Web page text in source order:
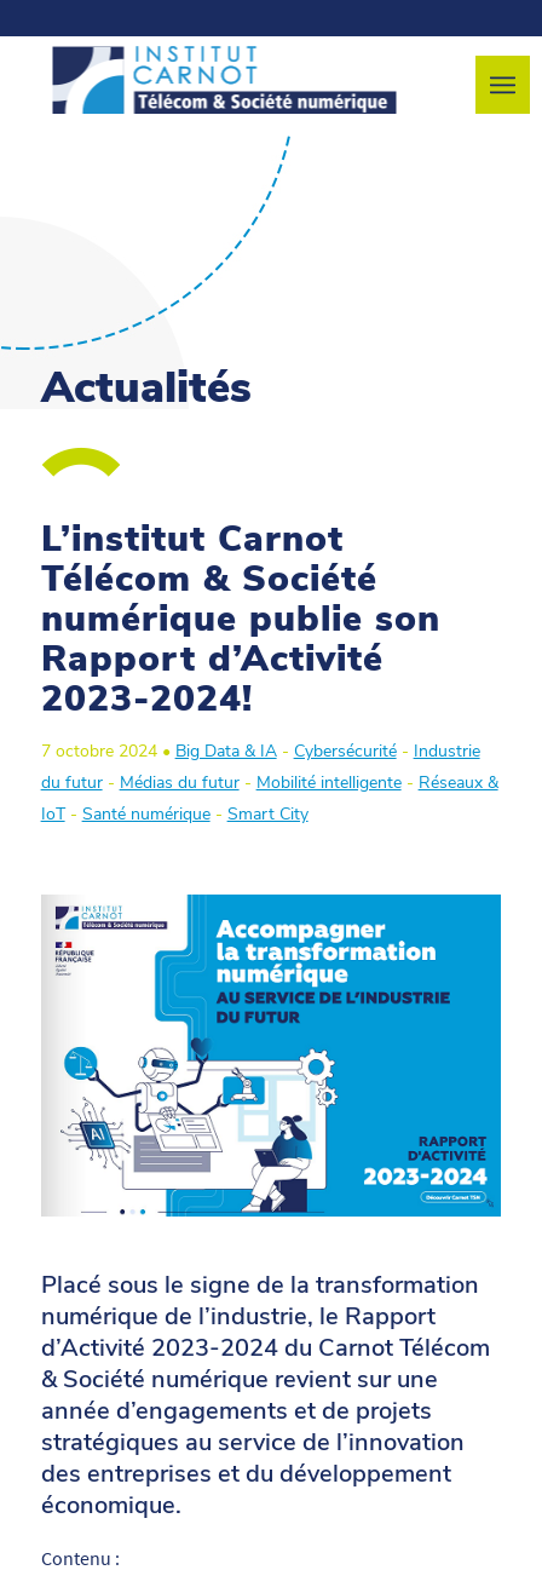
Actualités
L’institut Carnot
Télécom & Société
numérique publie son
Rapport d’Activité
2023-2024!
7 octobre 2024 • Big Data & IA- Cybersécurité- Industrie
du futur- Médias du futur- Mobilité intelligente- Réseaux &
IoT- Santé numérique- Smart City
Placé sous le signe de la transformation
numérique de l’industrie, le Rapport
d’Activité 2023-2024 du Carnot Télécom
& Société numérique revient sur une
année d’engagements et de projets
stratégiques au service de l’innovation
des entreprises et du développement
économique.
Contenu :